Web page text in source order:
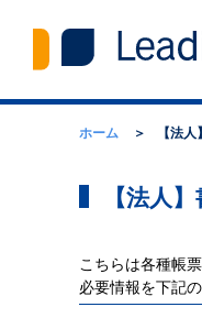
ホーム 【法
【法人
こちらは各種帳
必要情報を下記